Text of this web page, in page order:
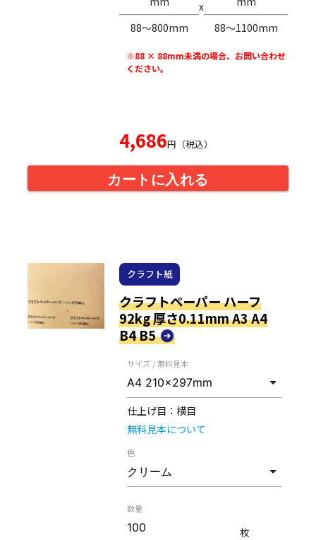
88〜800mm
x
88〜1100mm
※88 × 88mm未満の場合、お問い合わせ
ください。
4,686円（税込）
カートに入れる
クラフト紙
クラフトペーパー ハーフ
92kg 厚さ0.11mm A3 A4
B4 B5
サイズ / 無料見本
仕上げ目： 横目
無料見本について
色
数量
枚